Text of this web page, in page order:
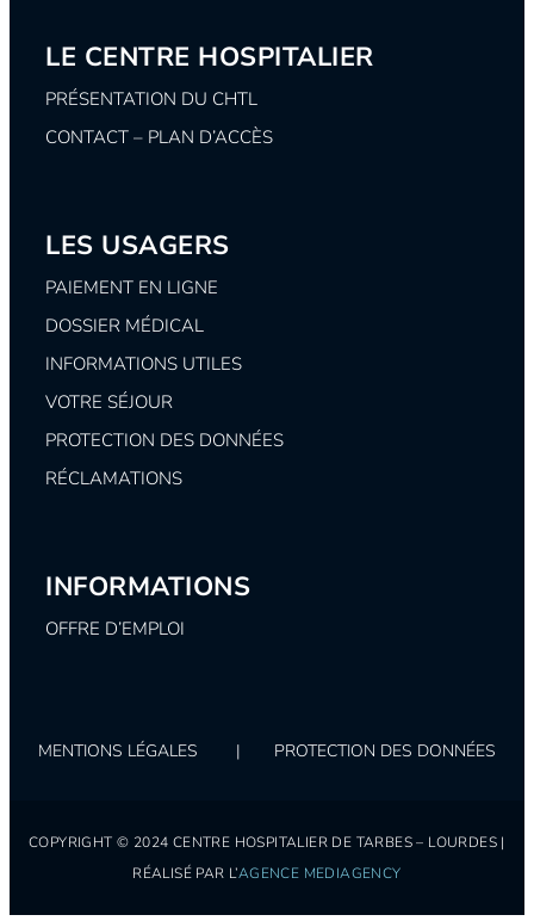
LE CENTRE HOSPITALIER
PRÉSENTATION DU CHTL
CONTACT – PLAN D’ACCÈS
LES USAGERS
PAIEMENT EN LIGNE
DOSSIER MÉDICAL
INFORMATIONS UTILES
VOTRE SÉJOUR
PROTECTION DES DONNÉES
RÉCLAMATIONS
INFORMATIONS
OFFRE D’EMPLOI
MENTIONS LÉGALES | PROTECTION DES DONNÉES
COPYRIGHT © 2024 CENTRE HOSPITALIER DE TARBES – LOURDES |
RÉALISÉ PAR L’AGENCE MEDIAGENCY